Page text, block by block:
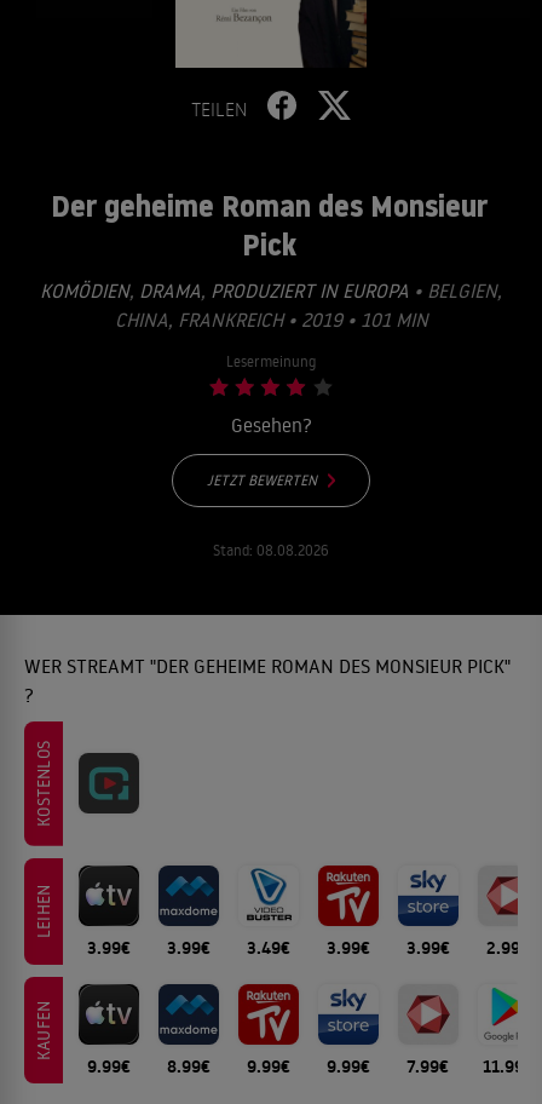
TEILEN
Der geheime Roman des Monsieur
Pick
KOMÖDIEN, DRAMA, PRODUZIERT IN EUROPA • BELGIEN,
CHINA, FRANKREICH • 2019 • 101 MIN
Lesermeinung
Gesehen?
JETZT BEWERTEN
Stand: 08.08.2026
WER STREAMT "DER GEHEIME ROMAN DES MONSIEUR PICK"
?
KOSTENLOS
LEIHEN
3.99€ 3.99€ 3.49€ 3.99€ 3.99€ 2.99€
KAUFEN
9.99€ 8.99€ 9.99€ 9.99€ 7.99€ 11.99€